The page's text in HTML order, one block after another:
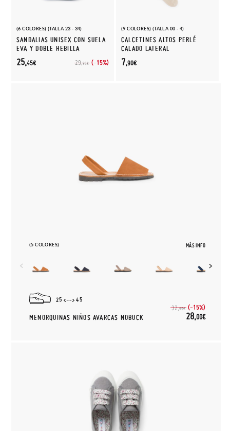
(6 COLORES) (TALLA 23 - 34)
SANDALIAS UNISEX CON SUELA
EVA Y DOBLE HEBILLA
29,95€ (-15%)
25,45€
(9 COLORES) (TALLA 00 - 4)
CALCETINES ALTOS PERLÉ
CALADO LATERAL
7,90€
(5 COLORES) MÁS INFO
25 45
MENORQUINAS NIÑOS AVARCAS NOBUCK
32,95€ (-15%)
28,00€